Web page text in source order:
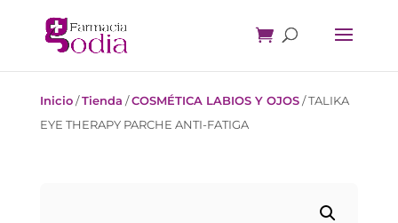
Inicio/Tienda /COSMÉTICA LABIOS Y OJOS/TALIKA
EYE THERAPY PARCHE ANTI-FATIGA